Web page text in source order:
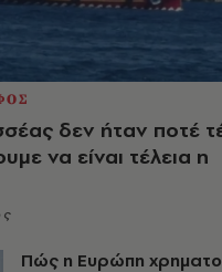
δεν ήταν ποτέ
να είναι τέλεια η
Πώς η Ευρώπη